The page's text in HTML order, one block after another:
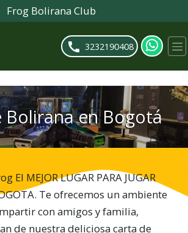
menu.
Frog Bolirana Club
3232190408
Bolirana en Bogotá
El MEJOR LUGAR PARA JUGAR
Te ofrecemos un ambiente
con amigos y familia,
de nuestra deliciosa carta de